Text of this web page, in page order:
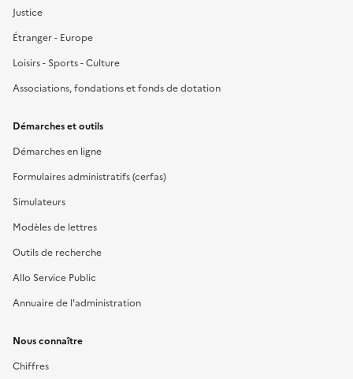
Justice
Étranger - Europe
Loisirs - Sports - Culture
Associations, fondations et fonds de dotation
Démarches et outils
Démarches en ligne
Formulaires administratifs (cerfas)
Simulateurs
Modèles de lettres
Outils de recherche
Allo Service Public
Annuaire de l'administration
Nous connaître
Chiffres